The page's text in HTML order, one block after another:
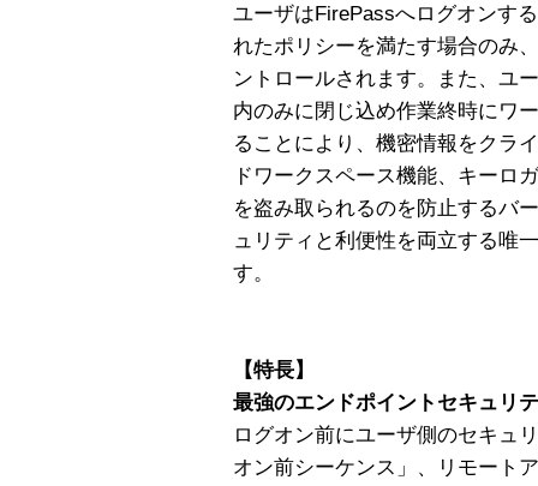
ユーザはFirePassへログオンす
れたポリシーを満たす場合のみ
ントロールされます。また、ユ
内のみに閉じ込め作業終時にワ
ることにより、機密情報をクラ
ドワークスペース機能、キーロ
を盗み取られるのを防止するバ
ュリティと利便性を両立する唯
す。
【特長】
最強のエンドポイントセキュリ
ログオン前にユーザ側のセキュ
オン前シーケンス」、リモート